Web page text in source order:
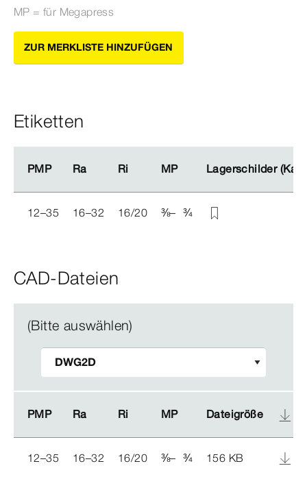
MP = für Megapress
ZUR MERKLISTE HINZUFÜGEN
Etiketten
PMP Ra Ri MP Lagerschilder
PMP Ra Ri MP Lagerschilder
12–35 16–32 16/20 ⅜– ¾
CAD-Dateien
(Bitte auswählen)
PMP Ra Ri MP Dateigröße
PMP Ra Ri MP Dateigröße
12–35 16–32 16/20 ⅜– ¾ 156 KB